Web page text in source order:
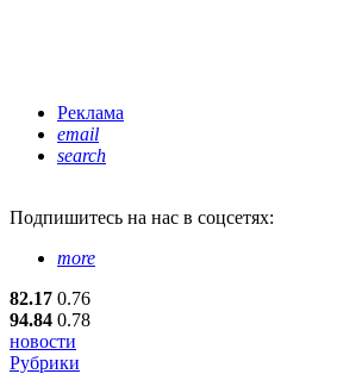
Реклама
email
search
Подпишитесь на нас в соцсетях:
more
82.17 0.76
94.84 0.78
новости
Рубрики